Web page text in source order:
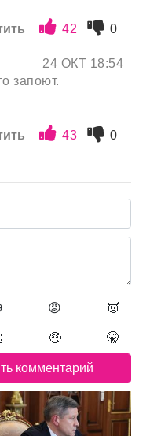
42 0
24 ОКТ 18:54
запоют.
43
0
😡 👿
🤑 🤫